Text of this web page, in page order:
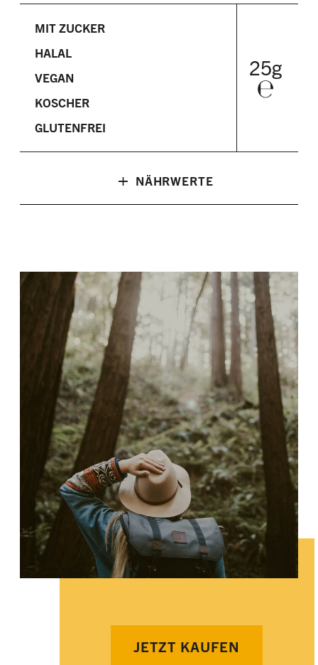
MIT ZUCKER
HALAL
VEGAN
KOSCHER
GLUTENFREI
25g
℮
+ NÄHRWERTE
JETZT KAUFEN